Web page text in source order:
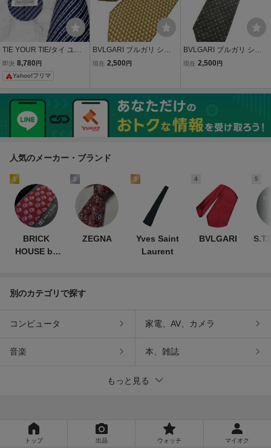
TIE YOUR TIE/タイ ユア
タイ ネクタイ ネイビー ス
トライプ シルク100 ブル
ー
即決 8,780 円
Yahoo!フリマ
BVLGARI ブルガリ シル
ク ネクタイ ゴールド系 柄
イ 送料185円（追跡
付）〜
現在 2,500 円
BVLGARI ブルガリ シル
ク ネクタイ ダークグレー
高級ネクタイ 送料185円
（追跡付）〜
現在 2,500 円
人気のメーカー・ブランド
1
BRICK
HOUSE by
2
ZEGNA
3
Yves Saint
Laurent
4
BVLGARI
5
別のカテゴリで探す
コンピュータ 家電、AV、カメラ
音楽 本、雑誌
もっと見る
トップ 出品 ウォッチ マイオク